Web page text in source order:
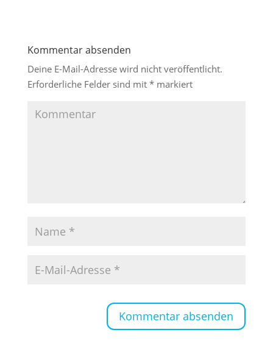
Kommentar absenden
Deine E-Mail-Adresse wird nicht veröffentlicht.
Erforderliche Felder sind mit *markiert